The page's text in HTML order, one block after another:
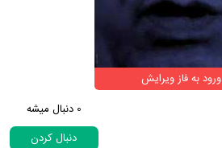
ورود به فاز ویرایش
0 دنبال میشه
دنبال کردن